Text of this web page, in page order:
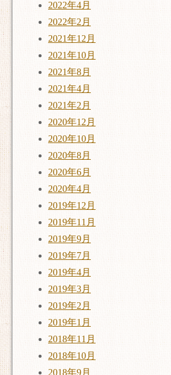
2022年4月
2022年2月
2021年12月
2021年10月
2021年8月
2021年4月
2021年2月
2020年12月
2020年10月
2020年8月
2020年6月
2020年4月
2019年12月
2019年11月
2019年9月
2019年7月
2019年4月
2019年3月
2019年2月
2019年1月
2018年11月
2018年10月
2018年9月